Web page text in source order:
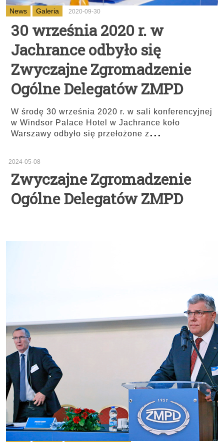
News Galeria 2020-09-30
30 września 2020 r. w
Jachrance odbyło się
Zwyczajne Zgromadzenie
Ogólne Delegatów ZMPD
W środę 30 września 2020 r. w sali konferencyjnej
w Windsor Palace Hotel w Jachrance koło
Warszawy odbyło się przełożone z...
2024-05-08
Zwyczajne Zgromadzenie
Ogólne Delegatów ZMPD